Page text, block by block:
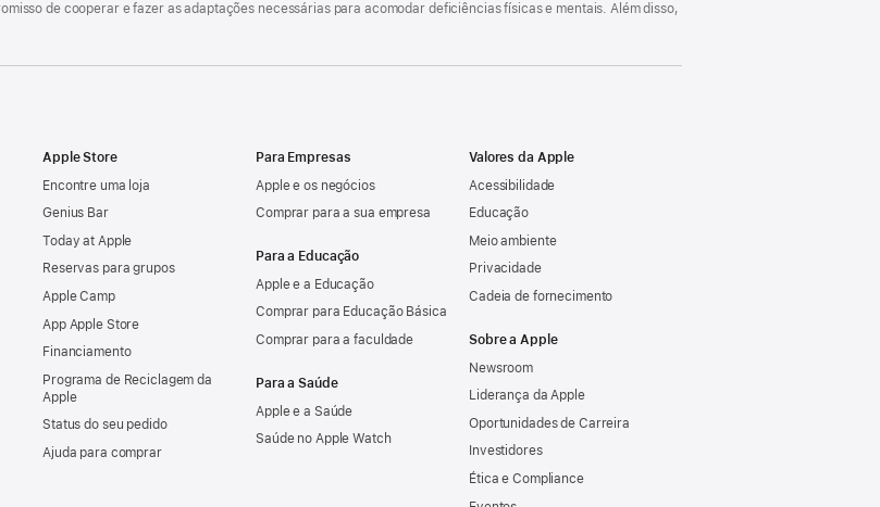
de cooperar e fazer as adaptações necessárias para acomodar deficiências físicas e mentais. Além disso,
Apple Store
Encontre uma loja
Genius Bar
Today at Apple
Reservas para grupos
Apple Camp
App Apple Store
Financiamento
Programa de Reciclagem da
Apple
Status do seu pedido
Ajuda para comprar
Para Empresas
Apple e os negócios
Comprar para a sua empresa
Para a Educação
Apple e a Educação
Comprar para Educação Básica
Comprar para a faculdade
Para a Saúde
Apple e a Saúde
Saúde no Apple Watch
Valores da Apple
Acessibilidade
Educação
Meio ambiente
Privacidade
Cadeia de fornecimento
Sobre a Apple
Newsroom
Liderança da Apple
Oportunidades de Carreira
Investidores
Ética e Compliance